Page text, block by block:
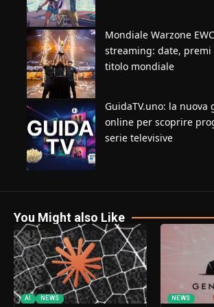
Mondiale Warzone
streaming: date, premi
titolo mondiale
GuidaTV.uno: la nuova
online per scoprire
serie televisive
You Might also Like
AI NEWS NEWS